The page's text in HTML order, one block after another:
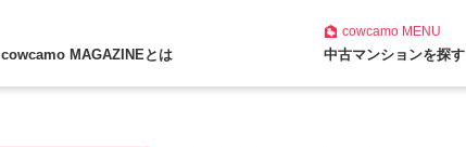
cowcamo MAGAZINEとは
cowcamoMENU
中古マンションを探す